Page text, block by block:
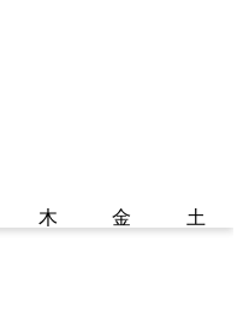
木 金 土